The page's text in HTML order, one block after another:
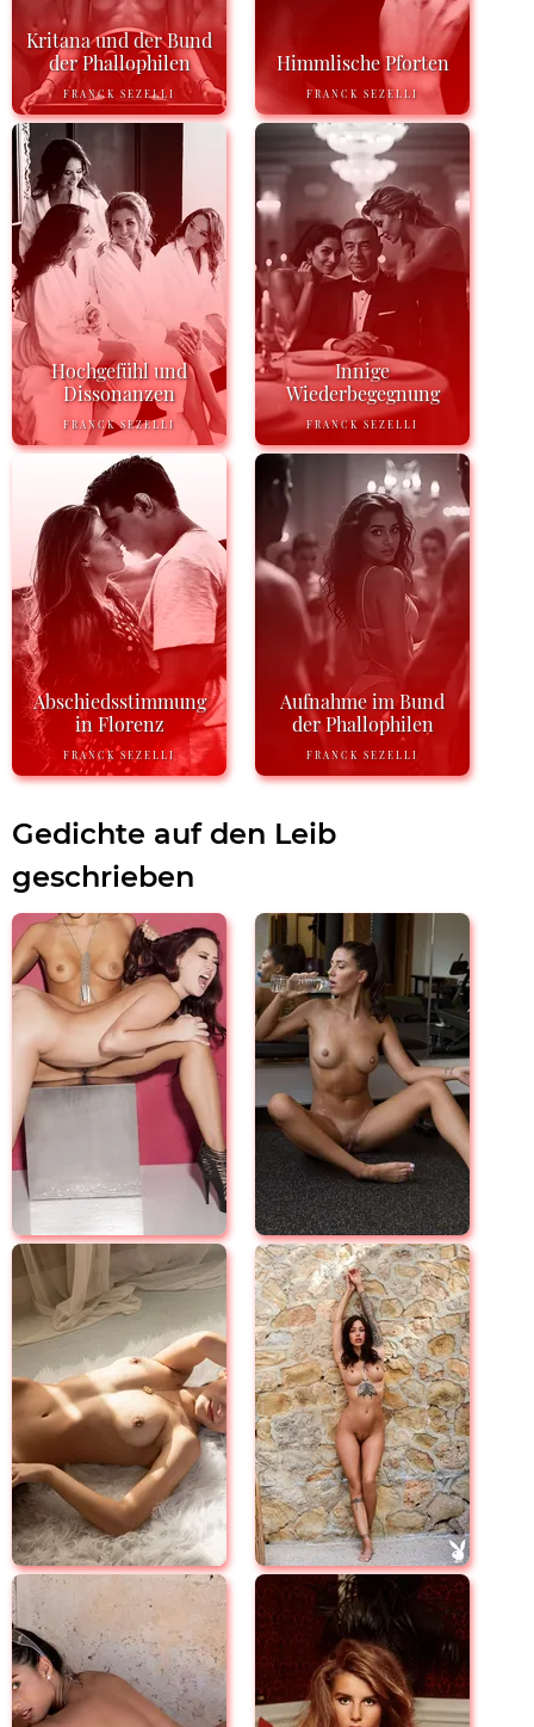
Kritana und der Bund
der Phallophilen
FRANCK SEZELLI
Himmlische Pforten
FRANCK SEZELLI
Hochgefühl und
Dissonanzen
FRANCK SEZELLI
Innige
Wiederbegegnung
FRANCK SEZELLI
Abschiedsstimmung
in Florenz
FRANCK SEZELLI
Aufnahme im Bund
der Phallophilen
FRANCK SEZELLI
Gedichte auf den Leib
geschrieben